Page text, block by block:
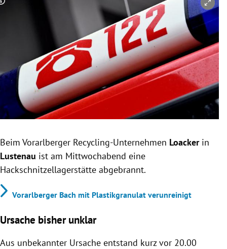
Untermenü
Untermenü
Untermenü
Untermenü
Copyright-Hinweis öffnen/schließen
Beim Vorarlberger Recycling-Unternehmen Loackerin
Lustenau ist am Mittwochabend eine
Hackschnitzellagerstätte abgebrannt.
Vorarlberger Bach mit Plastikgranulat verunreinigt
Ursache bisher unklar
Aus unbekannter Ursache entstand kurz vor 20.00